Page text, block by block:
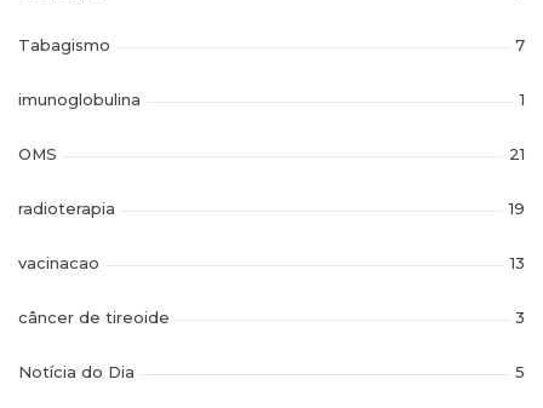
Tabagismo 7
imunoglobulina 1
OMS 21
radioterapia 19
vacinacao 13
câncer de tireoide 3
Notícia do Dia 5